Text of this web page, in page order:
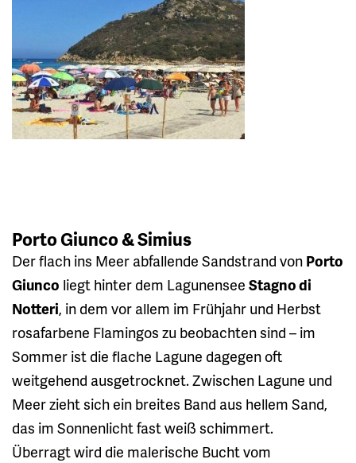
Porto Giunco & Simius
Der flach ins Meer abfallende Sandstrand von Porto
Giunco liegt hinter dem Lagunensee Stagno di
Notteri, in dem vor allem im Frühjahr und Herbst
rosafarbene Flamingos zu beobachten sind – im
Sommer ist die flache Lagune dagegen oft
weitgehend ausgetrocknet. Zwischen Lagune und
Meer zieht sich ein breites Band aus hellem Sand,
das im Sonnenlicht fast weiß schimmert.
Überragt wird die malerische Bucht vom